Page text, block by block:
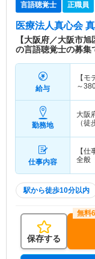
言語聴覚士 正職員
医療法人真心会
【大阪府／大阪市
の言語聴覚士の募集
給与
【モ
～
勤務地
大阪
（徒
仕事内容
【
全般
駅から徒歩10分以内
保存する